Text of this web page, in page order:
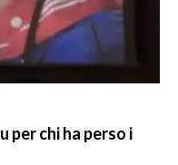
per chi ha perso i